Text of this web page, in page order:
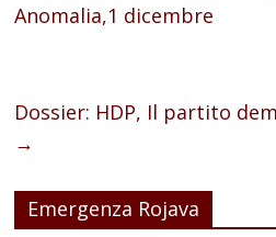
Anomalia,1 dicembre
Dossier: HDP, Il partito
→
Emergenza Rojava